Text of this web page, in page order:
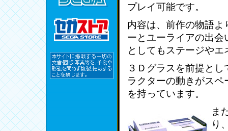
プレイ可能です。
内容は、前作の物語よ
ーとユーライアの出
としてもステージや
３Ｄグラスを前提と
ラクターの動きがス
を持っています。
ま
り